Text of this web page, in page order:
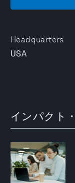
Headquarters
USA
インパクト